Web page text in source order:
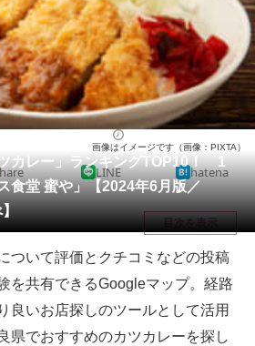
クイズ
地域
教育・育児
リサーチ
ページ
ンド
カレー」ランキングTOP10！ 1
食堂 蜜や」【2024年6月版／
画像はイメージです（画像：PIXTA）
LINE hatena
目次を表示
ついて評価とクチコミなどの投稿
を共有できるGoogleマップ。経路
良いお店探しのツールとして活用
県でおすすめのカツカレーを探し